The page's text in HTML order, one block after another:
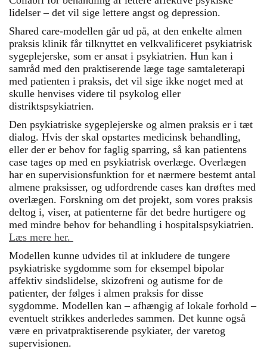
lidelser – det vil sige lettere angst og depression.
Shared care-modellen går ud på, at den enkelte almen
praksis klinik får tilknyttet en velkvalificeret psykiatrisk
sygeplejerske, som er ansat i psykiatrien. Hun kan i
samråd med den praktiserende læge tage samtaleterapi
med patienten i praksis, det vil sige ikke noget med at
skulle henvises videre til psykolog eller
distriktspsykiatrien.
Den psykiatriske sygeplejerske og almen praksis er i tæt
dialog. Hvis der skal opstartes medicinsk behandling,
eller der er behov for faglig sparring, så kan patientens
case tages op med en psykiatrisk overlæge. Overlægen
har en supervisionsfunktion for et nærmere bestemt antal
almene praksisser, og udfordrende cases kan drøftes med
overlægen. Forskning om det projekt, som vores praksis
deltog i, viser, at patienterne får det bedre hurtigere og
med mindre behov for behandling i hospitalspsykiatrien.
Læs mere her.
Modellen kunne udvides til at inkludere de tungere
psykiatriske sygdomme som for eksempel bipolar
affektiv sindslidelse, skizofreni og autisme for de
patienter, der følges i almen praksis for disse
sygdomme. Modellen kan – afhængig af lokale forhold –
eventuelt strikkes anderledes sammen. Det kunne også
være en privatpraktiserende psykiater, der varetog
supervisionen.